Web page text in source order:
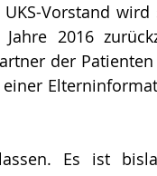
Vorstand
2016
der
Es ist